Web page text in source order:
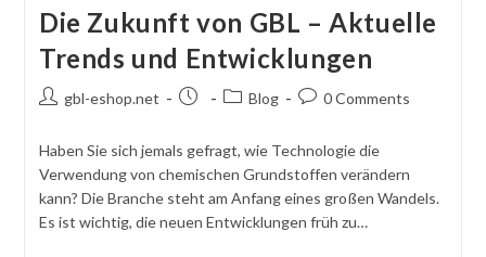
Die Zukunft von GBL – Aktuelle
Trends und Entwicklungen
Postgbl-eshop.net
Post
PostBlog
Post0 Comments
Haben Sie sich jemals gefragt, wie Technologie die
Verwendung von chemischen Grundstoffen verändern
kann? Die Branche steht am Anfang eines großen Wandels.
Es ist wichtig, die neuen Entwicklungen früh zu…